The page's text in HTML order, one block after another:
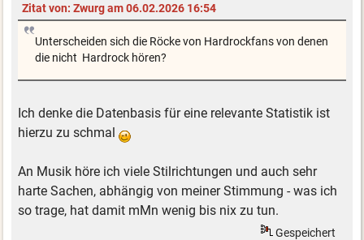
Zitat von: Zwurg am 06.02.2026 16:54
Unterscheiden sich die Röcke von Hardrockfans von denen
die nicht Hardrock hören?
Ich denke die Datenbasis für eine relevante Statistik ist
hierzu zu schmal
An Musik höre ich viele Stilrichtungen und auch sehr
harte Sachen, abhängig von meiner Stimmung - was ich
so trage, hat damit mMn wenig bis nix zu tun.
Gespeichert